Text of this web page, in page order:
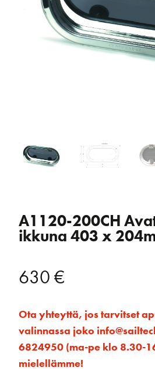
A1120-200CH
ikkuna 403 x
630€
Ota yhteyttä, jos tarvitset
valinnassa joko
6824950 (ma-pe klo 8.30-
mielellämme!